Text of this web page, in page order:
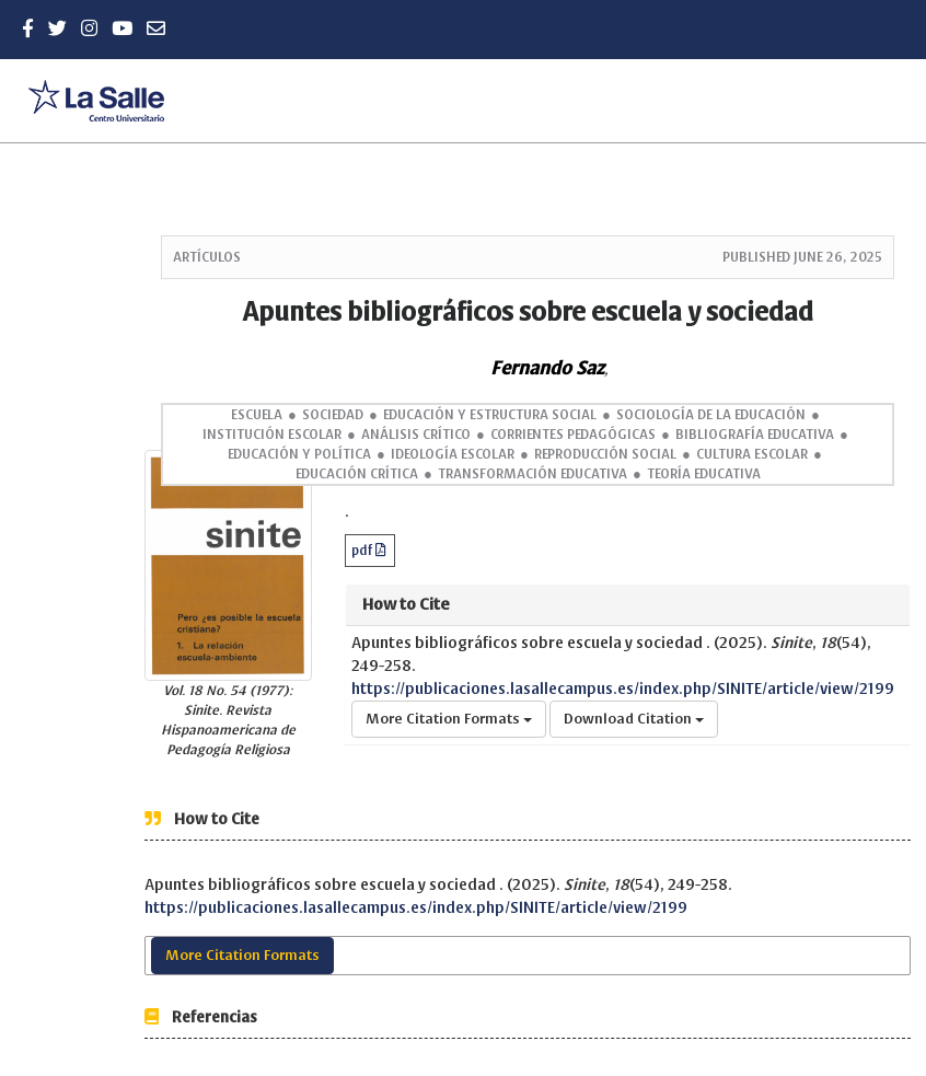
ARTÍCULOS PUBLISHED JUNE 26, 2025
Apuntes bibliográficos sobre escuela y sociedad
Fernando Saz,
ESCUELA SOCIEDAD EDUCACIÓN Y ESTRUCTURA SOCIAL
SOCIOLOGÍA DE LA EDUCACIÓN
INSTITUCIÓN ESCOLAR
ANÁLISIS CRÍTICO CORRIENTES PEDAGÓGICAS
BIBLIOGRAFÍA EDUCATIVA
EDUCACIÓN Y POLÍTICA
IDEOLOGÍA ESCOLAR REPRODUCCIÓN SOCIAL
CULTURA ESCOLAR
EDUCACIÓN CRÍTICA
TRANSFORMACIÓN EDUCATIVA TEORÍA EDUCATIVA
Vol. 18 No. 54 (1977):
Sinite. Revista
Hispanoamericana de
Pedagogía Religiosa
Abstract
.
pdf
How to Cite
Apuntes bibliográficos sobre escuela y sociedad . (2025). Sinite, 18(54),
249-258.
https://publicaciones.lasallecampus.es/index.php/SINITE/article/view/2199
More Citation Formats Download Citation
How to Cite
Apuntes bibliográficos sobre escuela y sociedad . (2025). Sinite, 18(54), 249-258.
https://publicaciones.lasallecampus.es/index.php/SINITE/article/view/2199
More Citation Formats
Referencias